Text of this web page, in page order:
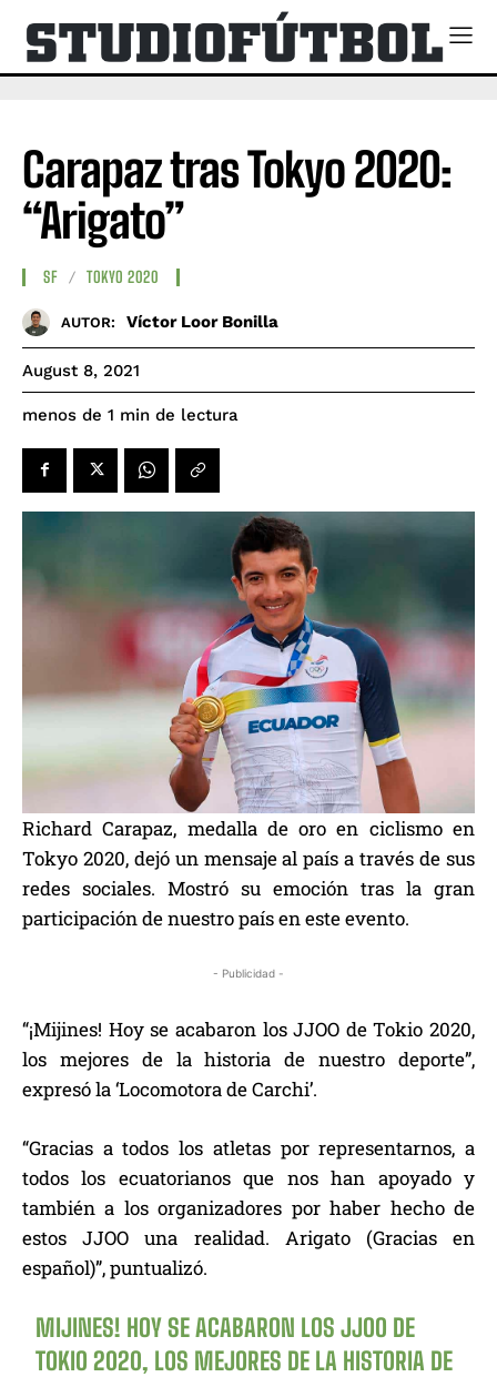
Carapaz tras Tokyo 2020:
“Arigato”
SF TOKYO 2020
AUTOR: Víctor Loor Bonilla
August 8, 2021
menos de 1 min de lectura
Richard Carapaz, medalla de oro en ciclismo en
Tokyo 2020, dejó un mensaje al país a través de sus
redes sociales. Mostró su emoción tras la gran
participación de nuestro país en este evento.
- Publicidad -
“¡Mijines! Hoy se acabaron los JJOO de Tokio 2020,
los mejores de la historia de nuestro deporte”,
expresó la ‘Locomotora de Carchi’.
“Gracias a todos los atletas por representarnos, a
todos los ecuatorianos que nos han apoyado y
también a los organizadores por haber hecho de
estos JJOO una realidad. Arigato (Gracias en
español)”, puntualizó.
MIJINES! HOY SE ACABARON LOS JJOO DE
TOKIO 2020, LOS MEJORES DE LA HISTORIA DE